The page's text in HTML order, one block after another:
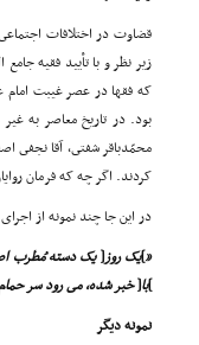
قضاوت در اختلافات
زیر نظر و با تأیید فقیه
که فقها در عصر غیبت امام
بود. در تاریخ معاصر به
محمّدباقر شفتى، آقا نجفى
کردند. اگر چه که فرمان
در این جا چند نمونه از
«
]یک روز[یک دسته مُطرب
]با[خبر شده، مى رود سر
نمونه دیگر